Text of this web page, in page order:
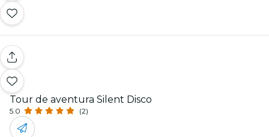
Tour de aventura Silent Disco
5.0 (2)